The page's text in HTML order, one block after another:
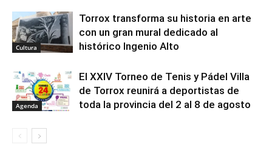
Cultura
Torrox transforma su historia en arte
con un gran mural dedicado al
histórico Ingenio Alto
Agenda
El XXIV Torneo de Tenis y Pádel Villa
de Torrox reunirá a deportistas de
toda la provincia del 2 al 8 de agosto